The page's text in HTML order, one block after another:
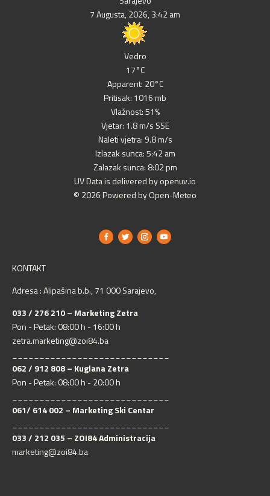
7 Augusta, 2026, 3:42 am
Vedro
17°C
Apparent: 20°C
Pritisak: 1016 mb
Vlažnost: 51%
Vjetar: 1.8 m/s SSE
Naleti vjetra: 9.8 m/s
Izlazak sunca: 5:42 am
Zalazak sunca: 8:02 pm
UV Data is delivered by openuv.io
© 2026 Powered by Open-Meteo
KONTAKT
Adresa : Alipašina b.b., 71 000 Sarajevo,
033 / 276 210 – Marketing Zetra
Pon - Petak: 08:00 h - 16:00 h
zetra.marketing@zoi84.ba
062 / 912 808 – Kuglana Zetra
Pon - Petak: 08:00 h - 20:00 h
061/ 614 002 – Marketing Ski Centar
033 / 212 035 – ZOI84 Administracija
marketing@zoi84.ba